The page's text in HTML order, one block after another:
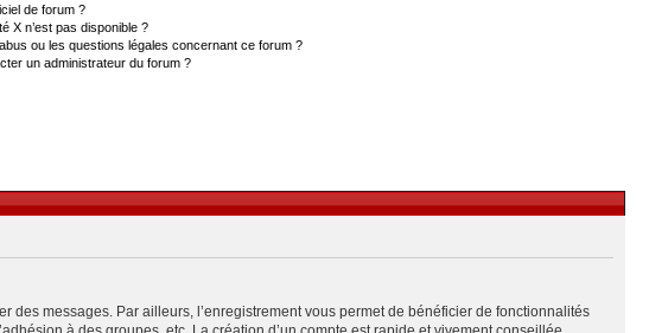
de forum ?
X n’est pas disponible ?
ou les questions légales concernant ce forum ?
un administrateur du forum ?
des messages. Par ailleurs, l’enregistrement vous permet de bénéficier de fonctionnalités